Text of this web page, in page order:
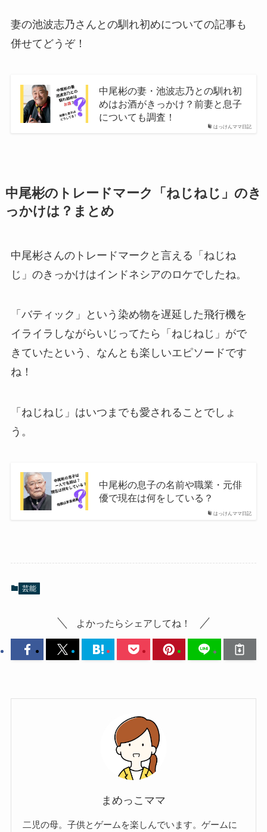
妻の池波志乃さんとの馴れ初めについての記事も
併せてどうぞ！
はっけんママ日記
中尾彬の妻・池波志乃との馴れ初
めはお酒がきっかけ？前妻と息子
についても調査！
中尾彬のトレードマーク「ねじねじ」のき
っかけは？まとめ
中尾彬さんのトレードマークと言える「ねじね
じ」のきっかけはインドネシアのロケでしたね。
「バティック」という染め物を遅延した飛行機を
イライラしながらいじってたら「ねじねじ」がで
きていたという、なんとも楽しいエピソードです
ね！
「ねじねじ」はいつまでも愛されることでしょ
う。
はっけんママ日記
中尾彬の息子の名前や職業・元俳
優で現在は何をしている？
芸能
よかったらシェアしてね！
まめっこママ
二児の母。子供とゲームを楽しんでいます。ゲームに